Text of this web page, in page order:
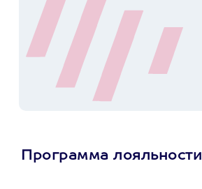
Программа лояльности